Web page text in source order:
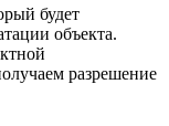
будет
объекта.
разрешение